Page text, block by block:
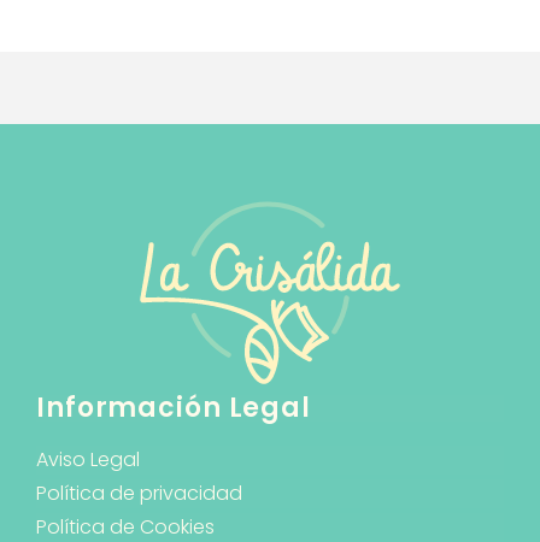
Información Legal
Aviso Legal
Política de privacidad
Política de Cookies